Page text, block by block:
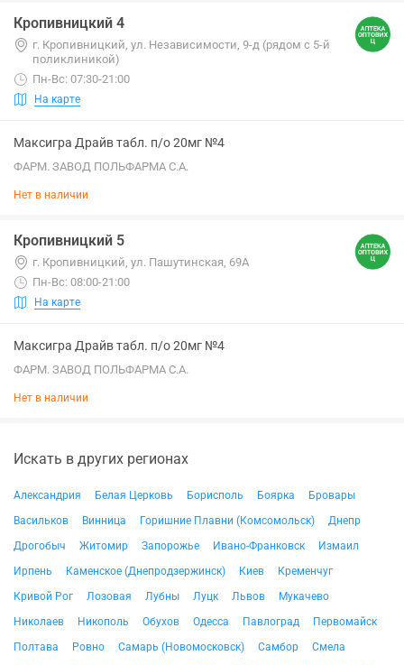
Кропивницкий 4
г. Кропивницкий, ул. Независимости, 9-д (рядом с 5-й
поликлиникой)
Пн-Вс: 07:30-21:00
На карте
Максигра Драйв табл. п/о 20мг №4
ФАРМ. ЗАВОД ПОЛЬФАРМА С.А.
Нет в наличии
Кропивницкий 5
г. Кропивницкий, ул. Пашутинская, 69А
Пн-Вс: 08:00-21:00
На карте
Максигра Драйв табл. п/о 20мг №4
ФАРМ. ЗАВОД ПОЛЬФАРМА С.А.
Нет в наличии
Искать в других регионах
Александрия Белая Церковь Борисполь Боярка
Бровары
Васильков
Винница Горишние Плавни (Комсомольск)
Днепр
Дрогобыч
Житомир Запорожье Ивано-Франковск
Измаил
Ирпень
Каменское (Днепродзержинск) Киев
Кременчуг
Кривой Рог
Лозовая Лубны Луцк Львов
Мукачево
Николаев
Никополь Обухов Одесса Павлоград
Первомайск
Полтава
Ровно Самарь (Новомосковск) Самбор
Смела